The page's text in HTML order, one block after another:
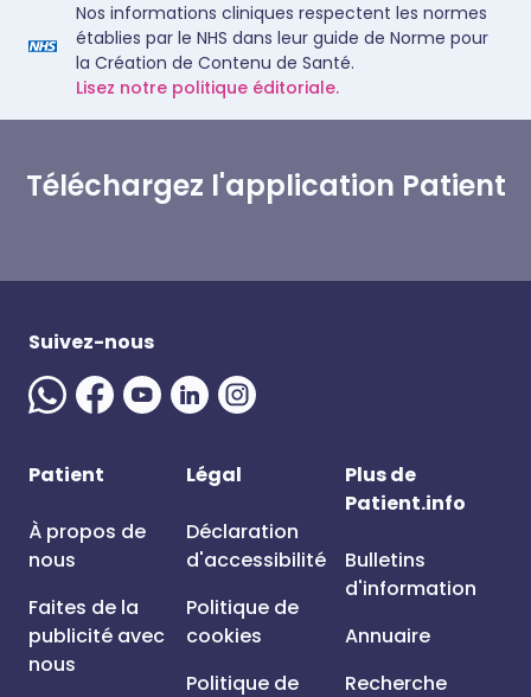
Nos informations cliniques respectent les normes
établies par le NHS dans leur guide de Norme pour
la Création de Contenu de Santé.
Lisez notre politique éditoriale.
Téléchargez l'application Patient
Suivez-nous
Patient
À propos de
nous
Faites de la
publicité avec
nous
Légal
Déclaration
d'accessibilité
Politique de
cookies
Politique de
Plus de
Patient.info
Bulletins
d'information
Annuaire
Recherche